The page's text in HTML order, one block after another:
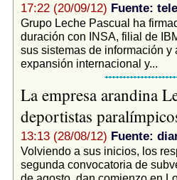
17:22 (20/09/12) Fuente:
Grupo Leche Pascual ha
duración con INSA, filial de
sus sistemas de información
expansión internacional y...
La empresa arandina
deportistas
13:13 (28/08/12) Fuente:
Volviendo a sus inicios, los
segunda convocatoria de